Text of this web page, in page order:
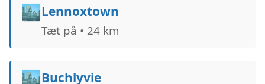
🏙️Lennoxtown
Tæt på • 24 km
🏙️Buchlyvie